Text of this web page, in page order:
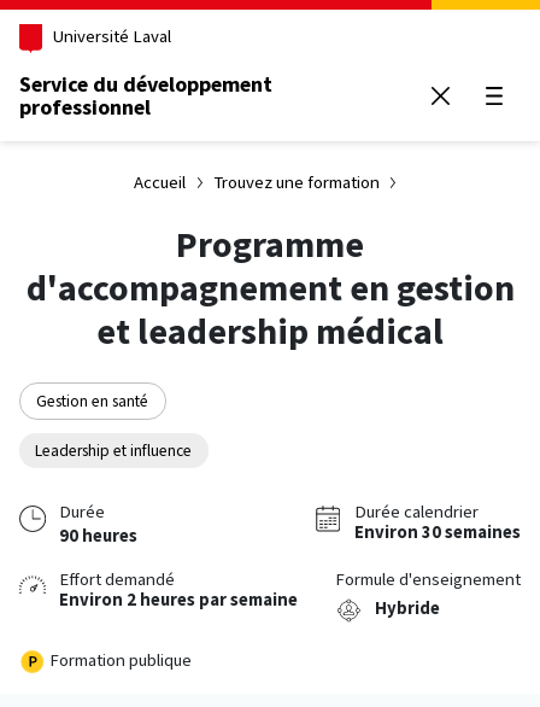
Aller au contenu principal
Université Laval
Service du développement
professionnel
Accueil Trouvez une formation
Programme
d'accompagnement en gestion
et leadership médical
Gestion en santé
Leadership et influence
Durée
90 heures
Durée calendrier
Environ 30 semaines
Effort demandé
Environ 2 heures par semaine
Formule d'enseignement
Hybride
Formation publique